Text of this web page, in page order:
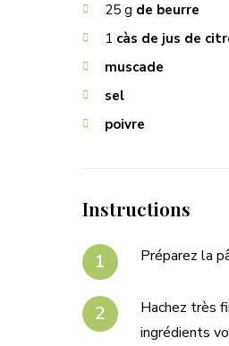
25 g de beurre
1 càs de jus de
muscade
sel
poivre
Instructions
Préparez la
Hachez très
ingrédients